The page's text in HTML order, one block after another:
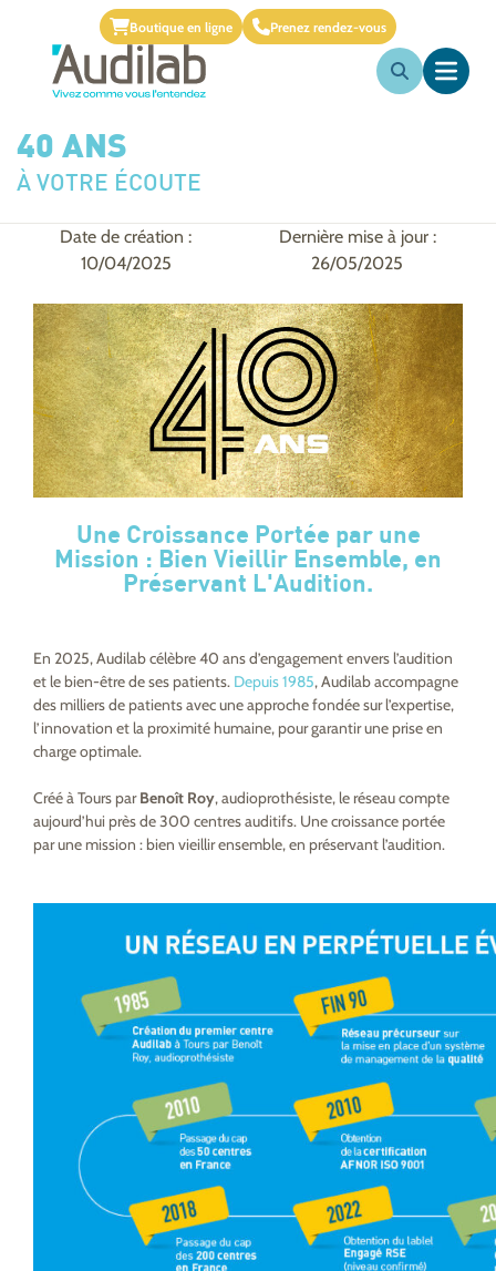
Boutique en ligne Prenez rendez-vous
40 ANS
À VOTRE ÉCOUTE
Date de création :
10/04/2025
Dernière mise à jour :
26/05/2025
Une Croissance Portée par une
Mission : Bien Vieillir Ensemble, en
Préservant L'Audition.
En 2025, Audilab célèbre 40 ans d’engagement envers l’audition
et le bien-être de ses patients. Depuis 1985, Audilab accompagne
des milliers de patients avec une approche fondée sur l’expertise,
l’innovation et la proximité humaine, pour garantir une prise en
charge optimale.
Créé à Tours parBenoît Roy, audioprothésiste, le réseau compte
aujourd’hui près de 300 centres auditifs. Une croissance portée
par une mission : bien vieillir ensemble, en préservant l’audition.